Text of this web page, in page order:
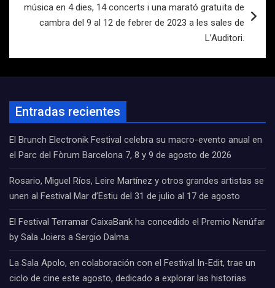
música en 4 dies, 14 concerts i una marató gratuïta de
cambra del 9 al 12 de febrer de 2023 a les sales de
L’Auditori.
Entradas recientes
El Brunch Electronik Festival celebra su macro-evento anual en
el Parc del Fòrum Barcelona 7, 8 y 9 de agosto de 2026
Rosario, Miguel Ríos, Leire Martínez y otros grandes artistas se
unen al Festival Mar d’Estiu del 31 de julio al 17 de agosto
El Festival Terramar CaixaBank ha concedido el Premio Nenúfar
by Sala Joiers a Sergio Dalma.
La Sala Apolo, en colaboración con el Festival In-Edit, trae un
ciclo de cine este agosto, dedicado a explorar las historias